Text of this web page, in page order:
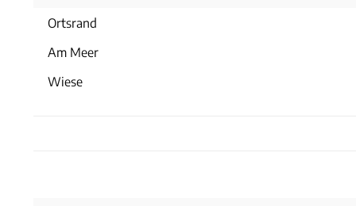
Ortsrand
Am Meer
Wiese